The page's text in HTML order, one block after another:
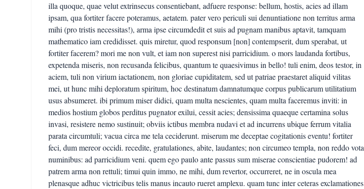
illa quoque, quae velut extrinsecus consentiebant, adfuere response: bellum, hostis, acies ad illam
ipsam, qua fortiter facere poteramus, aetatem. pater vero periculi sui denuntiatione non territus arma
mihi (pro tristis necessitas!), arma ipse circumdedit et suis ad pugnam manibus aptavit, tamquam
mathematico iam credidisset. quis miretur, quod responsum [non] contempserit, dum sperabat, ut
fortiter facerem? mori me non vult, et iam non superest nisi parricidium. o mors laudanda fortibus,
expetenda miseris, non recusanda felicibus, quantum te quaesivimus in bello! tuli enim, deos testor, in
aciem, tuli non virium iactationem, non gloriae cupiditatem, sed ut patriae praestaret aliquid vilitas
mei, ut hunc mihi deploratum spiritum, hoc destinatum damnatumque corpus publicarum utilitatium
usus absumeret. ibi primum miser didici, quam multa nescientes, quam multa faceremus inviti: in
medios hostium globos perditus pugnator exilui, cessit acies; densissima quaeque certamina solus
invasi, resistere nemo sustinuit; obviis ictibus membra nudavi et ad incurrens ubique ferrum vitalia
parata circumtuli; vacua circa me tela ceciderunt. miserum me deceptae cogitationis eventu! fortiter
feci, dum mereor occidi. recedite, gratulationes, abite, laudantes; non circumeo templa, non reddo vota
numinibus: ad parricidium veni. quem ego paulo ante passus sum miserae conscientiae pudorem! ad
patrem arma non rettuli; timui quin immo, ne mihi, dum revertor, occurreret, ne in oscula mea
plenasque adhuc victricibus telis manus incauto rueret amplexu. quam tunc inter ceteras exclamationes